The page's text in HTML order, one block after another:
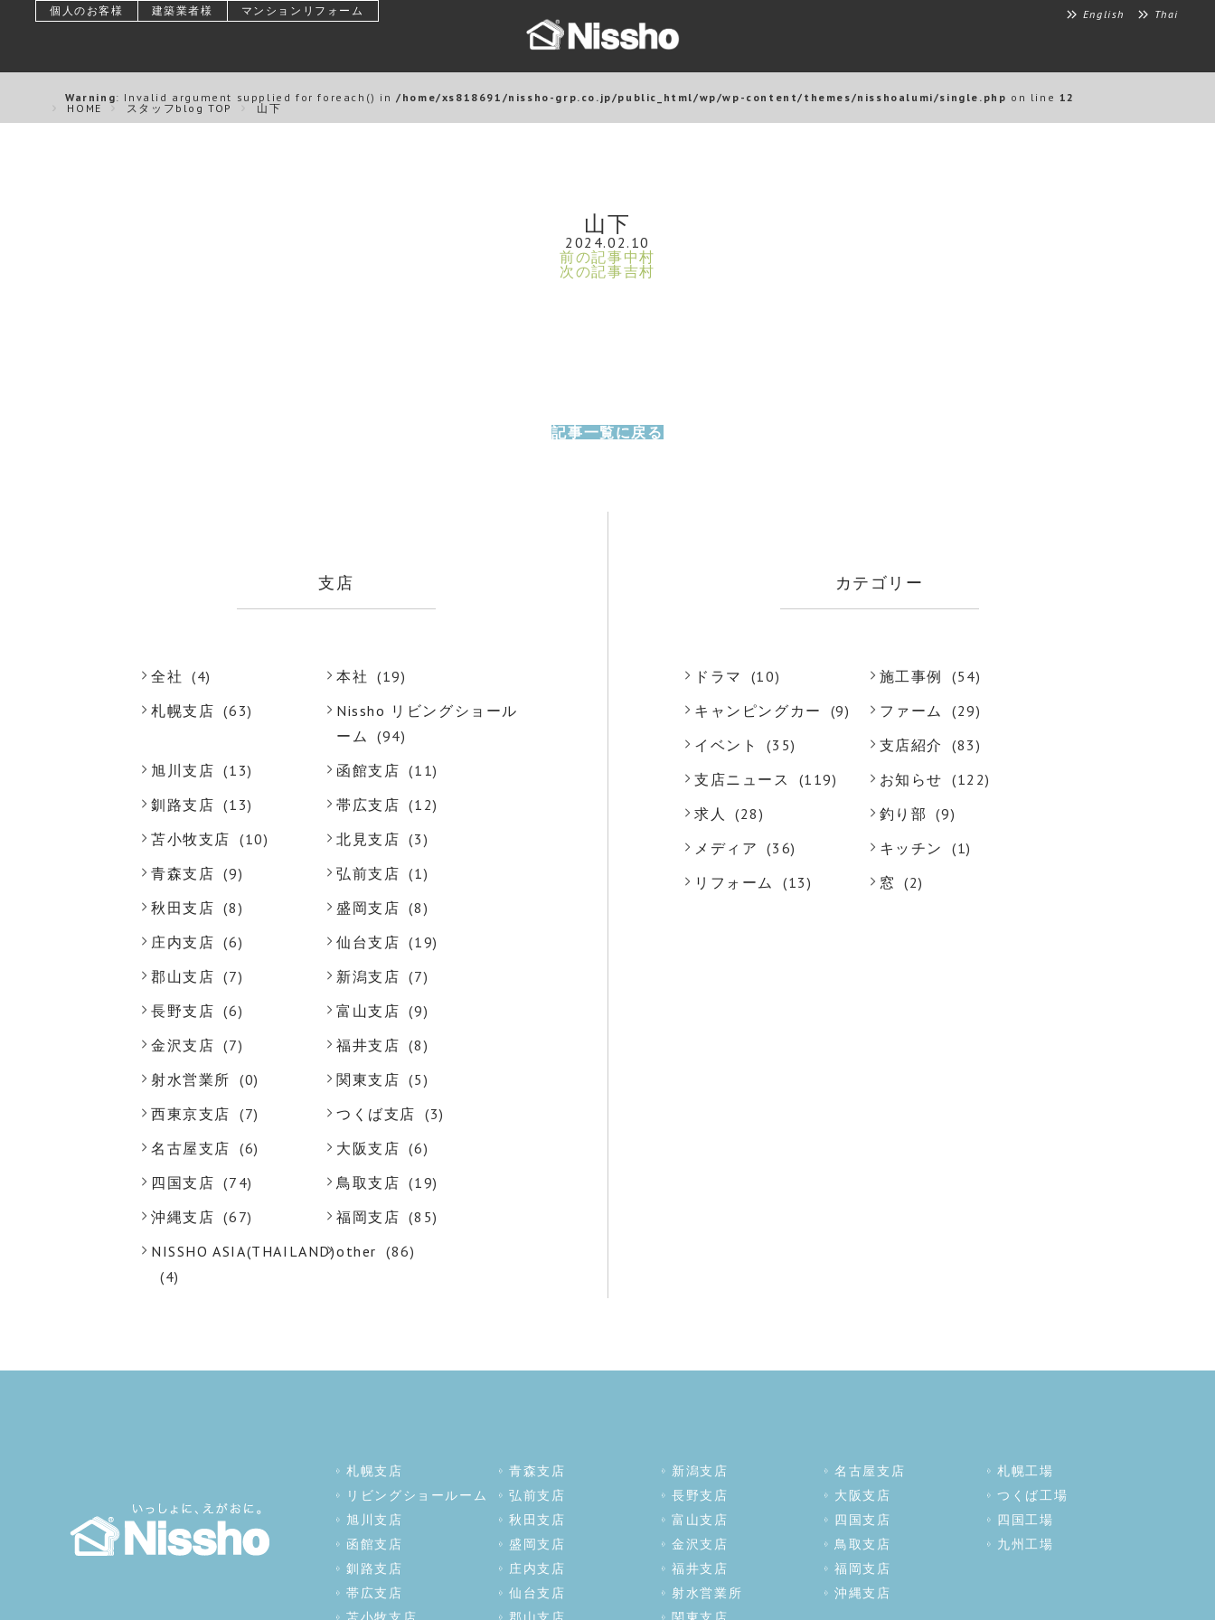
個人のお客様 建築業者様 マンションリフォーム English Thai
Warning: Invalid argument supplied for foreach() in/home/xs818691/nissho-grp.co.jp/public_html/wp/wp-content/themes/nisshoalumi/single.php on line 12
HOME
スタッフblog TOP 山下
山下
2024.02.10
前の記事中村
次の記事吉村
記事一覧に戻る
支店
全社 (4) 本社
(19)
札幌支店 (63)
Nissho リビングショール
ーム
(94)
旭川支店 (13) 函館支店 (11)
釧路支店 (13) 帯広支店 (12)
苫小牧支店 (10) 北見支店 (3)
青森支店 (9) 弘前支店 (1)
秋田支店 (8) 盛岡支店 (8)
庄内支店 (6) 仙台支店 (19)
郡山支店 (7) 新潟支店 (7)
長野支店 (6) 富山支店 (9)
金沢支店 (7) 福井支店 (8)
射水営業所 (0) 関東支店 (5)
西東京支店 (7) つくば支店 (3)
名古屋支店 (6) 大阪支店 (6)
四国支店 (74) 鳥取支店 (19)
沖縄支店 (67) 福岡支店 (85)
NISSHO ASIA(THAILAND)
(4)
other (86)
カテゴリー
ドラマ (10) 施工事例
(54)
キャンピングカー
(9) ファーム
(29)
イベント
(35) 支店紹介
(83)
支店ニュース
(119) お知らせ (122)
求人
(28) 釣り部
(9)
メディア
(36) キッチン
(1)
リフォーム
(13) 窓 (2)
札幌支店
リビングショールーム
旭川支店
函館支店
釧路支店
帯広支店
青森支店
弘前支店
秋田支店
盛岡支店
庄内支店
仙台支店
新潟支店
長野支店
富山支店
金沢支店
福井支店
射水営業所
名古屋支店
大阪支店
四国支店
鳥取支店
福岡支店
沖縄支店
札幌工場
つくば工場
四国工場
九州工場